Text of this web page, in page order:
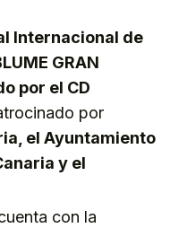
Internacional de
GRAN
por el CD
por
el Ayuntamiento
y el
con la